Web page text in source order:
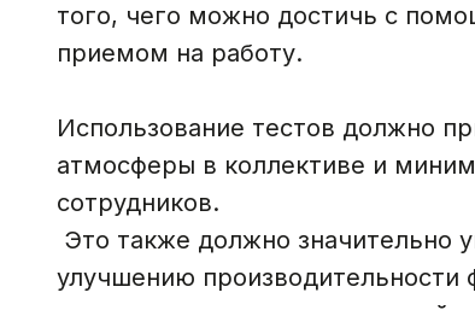
того, чего можно достичь с
приемом на работу.
Использование тестов должно
атмосферы в коллективе и
сотрудников.
Это также должно значительно
улучшению производительности